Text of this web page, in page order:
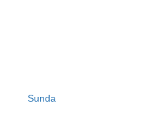
Sunda